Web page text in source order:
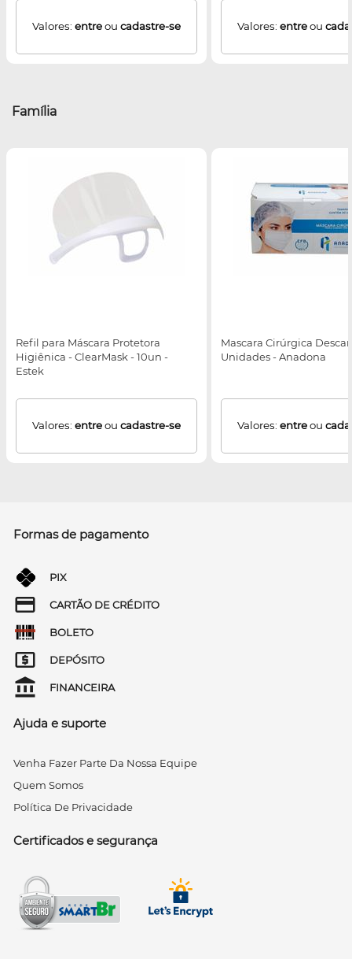
Valores: entreou cadastre-se Valores: entreou
Família
Refil para Máscara Protetora
Higiênica - ClearMask - 10un -
Estek
Valores: entreou cadastre-se
Mascara Cirúrgica
Unidades - Anadona
Valores: entreou
Formas de pagamento
PIX
CARTÃO DE CRÉDITO
BOLETO
DEPÓSITO
FINANCEIRA
Ajuda e suporte
Venha Fazer Parte Da Nossa Equipe
Quem Somos
Política De Privacidade
Certificados e segurança